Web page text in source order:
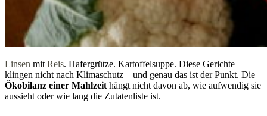
Linsen mit Reis. Hafergrütze. Kartoffelsuppe. Diese Gerichte
klingen nicht nach Klimaschutz – und genau das ist der Punkt. Die
Ökobilanz einer Mahlzeit hängt nicht davon ab, wie aufwendig sie
aussieht oder wie lang die Zutatenliste ist.